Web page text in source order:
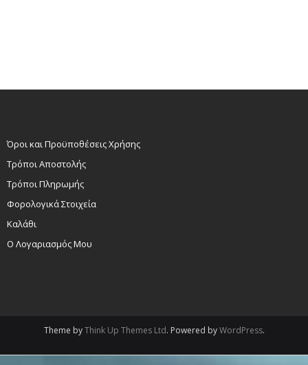
Όροι και Προϋποθέσεις Χρήσης
Τρόποι Αποστολής
Τρόποι Πληρωμής
Φορολογικά Στοιχεία
Καλάθι
Ο Λογαριασμός Μου
Theme byThink Up Themes Ltd. Powered byWordPress.